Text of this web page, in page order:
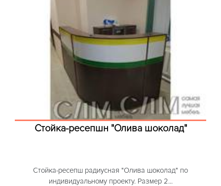
Стойка-ресепшн "Олива шоколад"
Стойка-ресепш радиусная "Олива шоколад" по
индивидуальному проекту. Размер 2...